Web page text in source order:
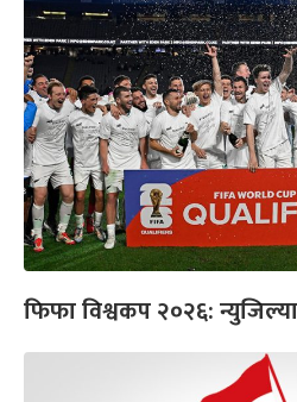
फिफा विश्वकप २०२६: